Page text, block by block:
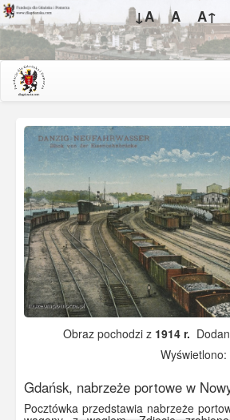
↓A A A↑
Obraz pochodzi z 1914 r.
Wyświetlono:
Gdańsk, nabrzeże portowe w
Pocztówka przedstawia nabrzeże